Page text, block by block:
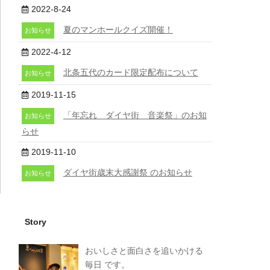
2022-8-24
お知らせ 夏のマンホールクイズ開催！
2022-4-12
お知らせ 北条五代のカード限定配布について
2019-11-15
お知らせ
「年忘れ ダイヤ街 音楽祭」のお知
らせ
2019-11-10
お知らせ ダイヤ街歳末大感謝祭 のお知らせ
Story
おいしさと面白さを追いかける
毎日 です。